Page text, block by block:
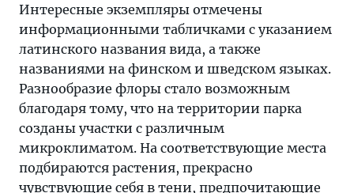
Интересные экземпляры отмечены
информационными табличками с указанием
латинского названия вида, а также
названиями на финском и шведском языках.
Разнообразие флоры стало возможным
благодаря тому, что на территории парка
созданы участки с различным
микроклиматом. На соответствующие места
подбираются растения, прекрасно
чувствующие себя в тени, предпочитающие